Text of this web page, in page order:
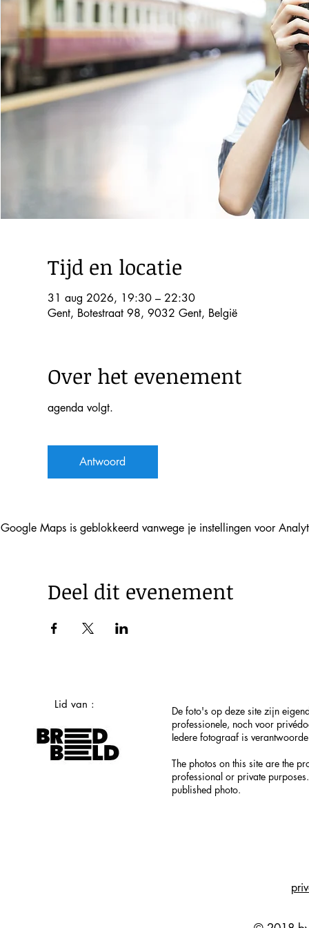
Tijd en locatie
31 aug 2026, 19:30 – 22:30
Gent, Botestraat 98, 9032 Gent, België
Over het evenement
agenda volgt.
Antwoord
Google Maps is geblokkeerd vanwege je instellingen voor
Deel dit evenement
Lid van :
De foto's op deze site zijn
professionele, noch voor
Iedere fotograaf is
The photos on this site are the
professional or private
published photo.